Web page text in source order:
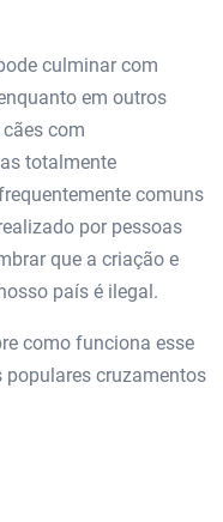
culminar com
em outros
com
totalmente
comuns
por pessoas
que a criação e
país é ilegal.
como funciona esse
populares cruzamentos